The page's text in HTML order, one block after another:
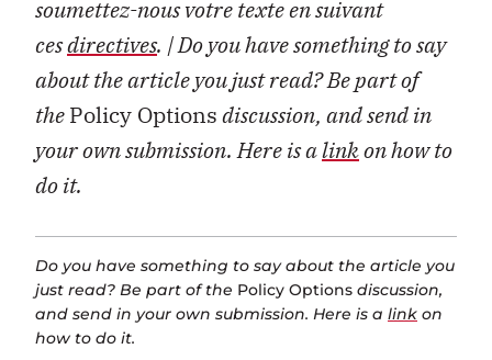
soumettez-nous votre texte en suivant
cesdirectives. | Do you have something to say
about the article you just read? Be part of
thePolicy Optionsdiscussion, and send in
your own submission. Here is alinkon how to
do it.
Do you have something to say about the article you
just read? Be part of the Policy Options discussion,
and send in your own submission. Here is a link on
how to do it.